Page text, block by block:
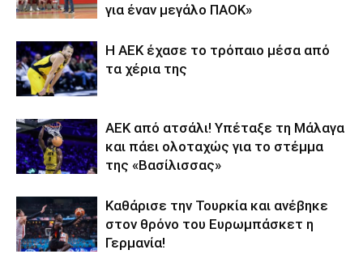
για έναν μεγάλο ΠΑΟΚ»
Η ΑΕΚ έχασε το τρόπαιο μέσα από
τα χέρια της
ΑΕΚ από ατσάλι! Υπέταξε τη Μάλαγα
και πάει ολοταχώς για το στέμμα
της «Βασίλισσας»
Καθάρισε την Τουρκία και ανέβηκε
στον θρόνο του Ευρωμπάσκετ η
Γερμανία!